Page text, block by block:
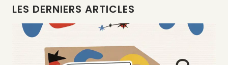
LES DERNIERS ARTICLES